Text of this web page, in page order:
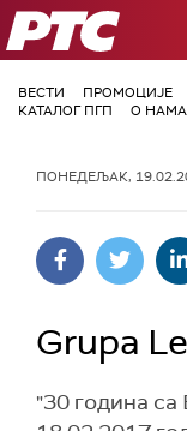
РТС
ВЕСТИ ПРОМОЦИЈЕ
КАТАЛОГ ПГП
О НАМА
ПОНЕДЕЉАК,
Grupa
"30 година